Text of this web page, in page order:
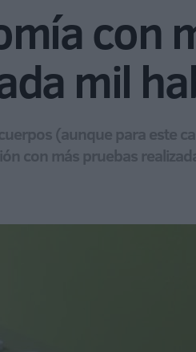
con
mil
(aunque para este
con más pruebas